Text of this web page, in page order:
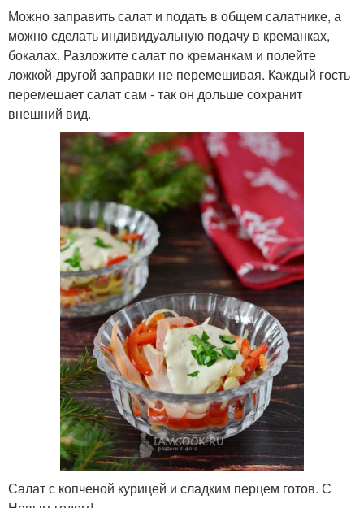
Можно заправить салат и подать в общем салатнике, а
можно сделать индивидуальную подачу в креманках,
бокалах. Разложите салат по креманкам и полейте
ложкой-другой заправки не перемешивая. Каждый гость
перемешает салат сам - так он дольше сохранит
внешний вид.
Салат с копченой курицей и сладким перцем готов. С